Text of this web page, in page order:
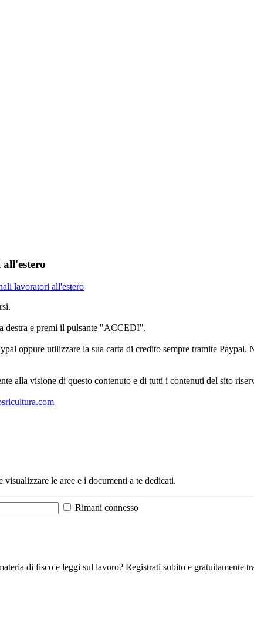
lavoratori all'estero
destra e premi il pulsante "ACCEDI".
oppure utilizzare la sua carta di credito sempre tramite Paypal.
alla visione di questo contenuto e di tutti i contenuti del sito
visualizzare le aree e i documenti a te dedicati.
Rimani connesso
di fisco e leggi sul lavoro? Registrati subito e gratuitamente